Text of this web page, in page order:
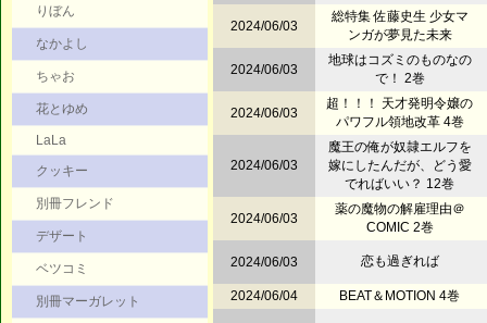
りぼん
なかよし
ちゃお
花とゆめ
LaLa
クッキー
別冊フレンド
デザート
ベツコミ
別冊マーガレット
2024/06/03
総特集 佐藤史生 少女マ
ンガが夢見た未来
2024/06/03
地球はコズミのものなの
で！ 2巻
2024/06/03
超！！！ 天才発明令嬢の
パワフル領地改革 4巻
2024/06/03
魔王の俺が奴隷エルフを
嫁にしたんだが、どう愛
でればいい？ 12巻
2024/06/03
薬の魔物の解雇理由＠
COMIC 2巻
2024/06/03 恋も過ぎれば
2024/06/04 BEAT＆MOTION 4巻